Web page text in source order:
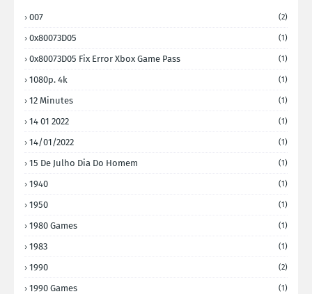
007 (2)
0x80073D05 (1)
0x80073D05 Fix Error Xbox Game Pass (1)
1080p. 4k (1)
12 Minutes (1)
14 01 2022 (1)
14/01/2022 (1)
15 De Julho Dia Do Homem (1)
1940 (1)
1950 (1)
1980 Games (1)
1983 (1)
1990 (2)
1990 Games (1)